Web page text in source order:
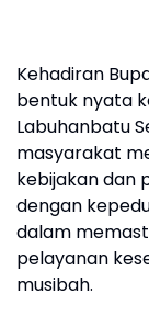
Kehadiran
bentuk nyata
Labuhanbatu
masyarakat
kebijakan dan
dengan
dalam
pelayanan
musibah.